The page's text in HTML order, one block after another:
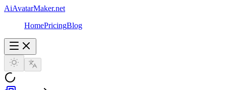
AiAvatarMaker.net
HomePricingBlog